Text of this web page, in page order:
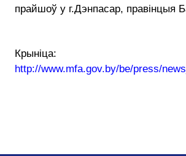
прайшоў у г.Дэнпасар, правінцыя
Крыніца:
http://www.mfa.gov.by/be/press/